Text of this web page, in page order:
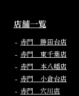
店舗一覧
赤門 勝田台店
赤門 東千葉店
赤門 本八幡店
赤門 小倉台店
赤門 穴川店